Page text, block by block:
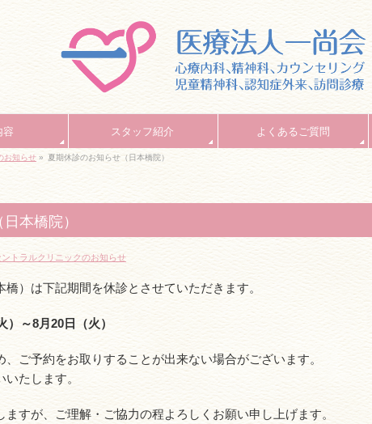
容 スタッフ紹介 よくあるご質問
お知らせ » 夏期休診のお知らせ（日本橋院）
本橋院）
ントラルクリニックのお知らせ
）は下記期間を休診とさせていただきます。
）～8月20日（火）
ご予約をお取りすることが出来ない場合がございます。
たします。
すが、ご理解・ご協力の程よろしくお願い申し上げます。